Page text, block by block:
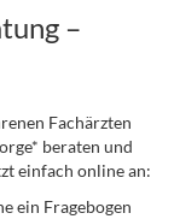
–
Fachärzten
beraten und
einfach online an:
ein Fragebogen